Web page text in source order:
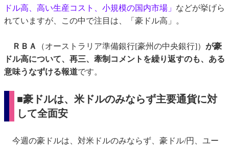
ドル高、高い生産コスト、小規模の国内市場」 などが挙げら
れていますが、この中で注目は、「豪ドル高」。
ＲＢＡ （オーストラリア準備銀行[豪州の中央銀行]） が豪
ドル高について、再三、牽制コメントを繰り返すのも、ある
意味うなずける報道です。
■豪ドルは、米ドルのみならず主要通貨に対
して全面安
今週の豪ドルは、対米ドルのみならず、豪ドル/円、ユー